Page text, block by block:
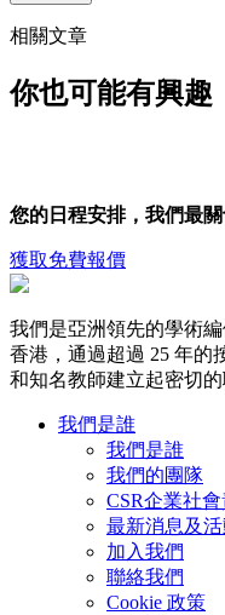
相關文章
你也可能有興趣
您的日程安排，我們最關
獲取免費報價
我們是亞洲領先的學術
香港，通過超過 25 年的
和知名教師建立起密切的
我們是誰
我們是誰
我們的團隊
CSR企業社
最新消息及活
加入我們
聯絡我們
Cookie 政策